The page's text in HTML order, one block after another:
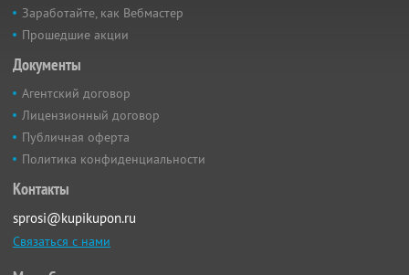
Заработайте, как Вебмастер
Прошедшие акции
Документы
Агентский договор
Лицензионный договор
Публичная оферта
Политика конфиденциальности
Контакты
sprosi@kupikupon.ru
Связаться с нами